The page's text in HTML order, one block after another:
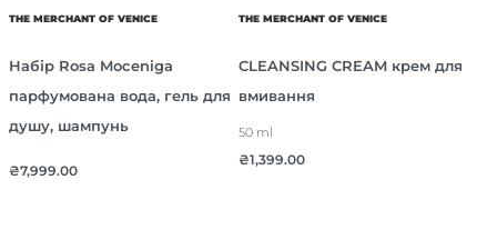
THE MERCHANT OF VENICE
Набір Rosa Moceniga
парфумована вода, гель для
душу, шампунь
₴7,999.00
THE MERCHANT OF VENICE
CLEANSING CREAM крем для
вмивання
50 ml
₴1,399.00